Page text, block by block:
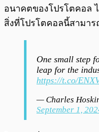
อนาคตของโปรโตคอล
สิ่งที่โปรโตคอลนี้สามา
One small step
leap for the
https://t.co/
— Charles
September 1,